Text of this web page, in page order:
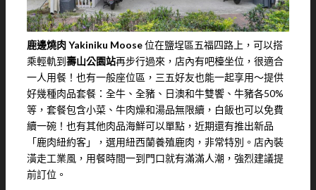
鹿邊燒肉 Yakiniku Moose位在鹽埕區五福四路上，可以搭
乘輕軌到壽山公園站再步行過來，店內有吧檯坐位，很適合
一人用餐！也有一般座位區，三五好友也能一起享用～提供
好幾種肉品套餐：全牛、全豬、日澳和牛雙饗、牛豬各50%
等，套餐包含小菜、牛肉燥和湯品無限續，白飯也可以免費
續一碗！也有其他肉品海鮮可以單點，近期還有推出新品
「鹿肉紐約客」，選用紐西蘭養殖鹿肉，非常特別。店內裝
潢走工業風，用餐時間一到門口就有滿滿人潮，強烈建議提
前訂位。